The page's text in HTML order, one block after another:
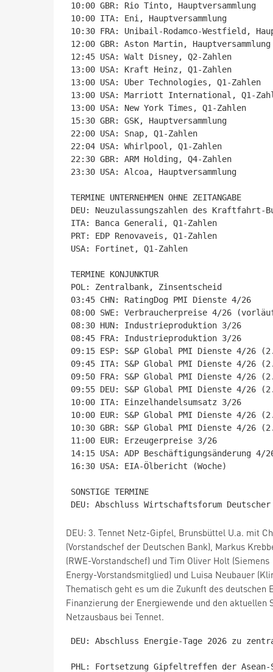
10:00 GBR: Rio Tinto, Hauptversammlung
10:00 ITA: Eni, Hauptversammlung
10:30 FRA: Unibail-Rodamco-Westfield,
12:00 GBR: Aston Martin, Hauptversammlung
12:45 USA: Walt Disney, Q2-Zahlen
13:00 USA: Kraft Heinz, Q1-Zahlen
13:00 USA: Uber Technologies, Q1-Zahlen
13:00 USA: Marriott International, Q1-
13:00 USA: New York Times, Q1-Zahlen
15:30 GBR: GSK, Hauptversammlung
22:00 USA: Snap, Q1-Zahlen
22:04 USA: Whirlpool, Q1-Zahlen
22:30 GBR: ARM Holding, Q4-Zahlen
23:30 USA: Alcoa, Hauptversammlung
TERMINE UNTERNEHMEN OHNE ZEITANGABE
DEU: Neuzulassungszahlen des Kraftfahrt-
ITA: Banca Generali, Q1-Zahlen
PRT: EDP Renovaveis, Q1-Zahlen
USA: Fortinet, Q1-Zahlen
TERMINE KONJUNKTUR
POL: Zentralbank, Zinsentscheid
03:45 CHN: RatingDog PMI Dienste 4/26
08:00 SWE: Verbraucherpreise 4/26
08:30 HUN: Industrieproduktion 3/26
08:45 FRA: Industrieproduktion 3/26
09:15 ESP: S&P Global PMI Dienste 4/26
09:45 ITA: S&P Global PMI Dienste 4/26
09:50 FRA: S&P Global PMI Dienste 4/26
09:55 DEU: S&P Global PMI Dienste 4/26
10:00 ITA: Einzelhandelsumsatz 3/26
10:00 EUR: S&P Global PMI Dienste 4/26
10:30 GBR: S&P Global PMI Dienste 4/26
11:00 EUR: Erzeugerpreise 3/26
14:15 USA: ADP Beschäftigungsänderung 4/
16:30 USA: EIA-Ölbericht (Woche)
SONSTIGE TERMINE
DEU: 3. Tennet Netz-Gipfel, Brunsbüttel U.a. mit
(Vorstandschef der Deutschen Bank), Markus
(RWE-Vorstandschef) und Tim Oliver Holt (Siemens
Energy-Vorstandsmitglied) und Luisa Neubauer
Thematisch geht es um die Zukunft des deutschen
Finanzierung der Energiewende und den aktuellen
Netzausbaus bei Tennet.
DEU: Abschluss Energie-Tage 2026 zu